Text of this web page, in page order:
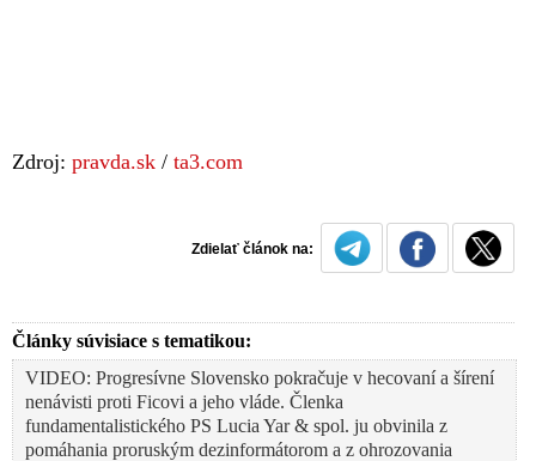
Zdroj: pravda.sk / ta3.com
Zdielať článok na:
Články súvisiace s tematikou:
VIDEO: Progresívne Slovensko pokračuje v hecovaní a šírení
nenávisti proti Ficovi a jeho vláde. Členka
fundamentalistického PS Lucia Yar & spol. ju obvinila z
pomáhania proruským dezinformátorom a z ohrozovania